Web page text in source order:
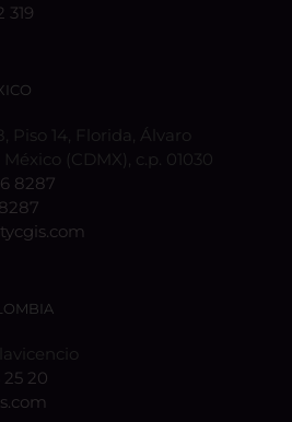
319
Piso 14, Florida, Álvaro
(CDMX), c.p. 01030
8287
25 20